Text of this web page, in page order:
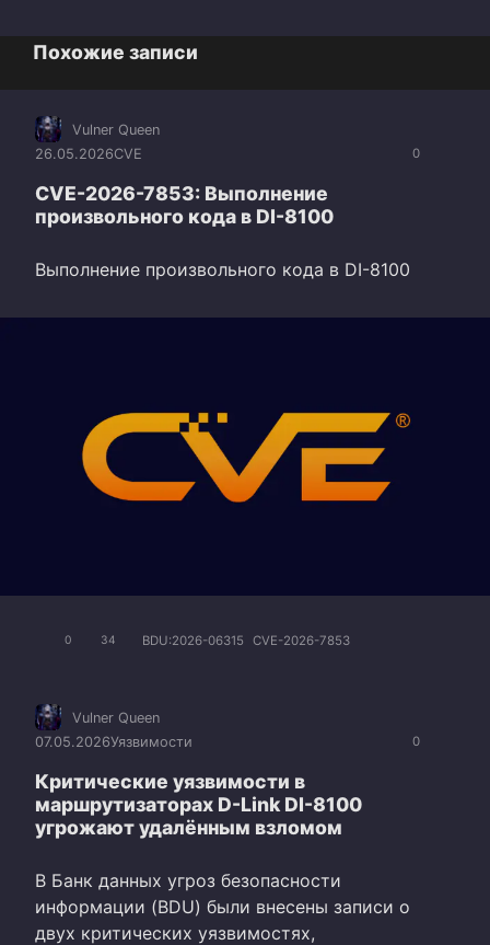
Похожие записи
0
Vulner Queen
26.05.2026CVE
CVE-2026-7853: Выполнение
произвольного кода в DI-8100
Выполнение произвольного кода в DI-8100
0 34 BDU:2026-06315 CVE-2026-7853
0
Vulner Queen
07.05.2026Уязвимости
Критические уязвимости в
маршрутизаторах D-Link DI-8100
угрожают удалённым взломом
В Банк данных угроз безопасности
информации (BDU) были внесены записи о
двух критических уязвимостях,